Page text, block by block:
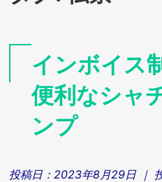
インボイス
便利なシャ
ンプ
投稿日： 2023年8月29日 ｜